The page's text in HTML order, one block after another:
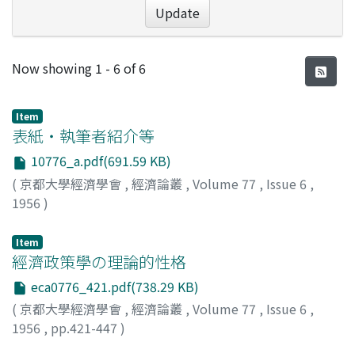
Update
Recent Submissions
Now showing 1 - 6 of 6
Item
表紙・執筆者紹介等
10776_a.pdf(691.59 KB)
( 京都大學經濟學會 , 經濟論叢 , Volume 77 , Issue 6 ,
1956 )
Item
經濟政策學の理論的性格
eca0776_421.pdf(738.29 KB)
( 京都大學經濟學會 , 經濟論叢 , Volume 77 , Issue 6 ,
1956 , pp.421-447 )